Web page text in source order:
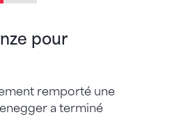
pour
remporté une
a terminé